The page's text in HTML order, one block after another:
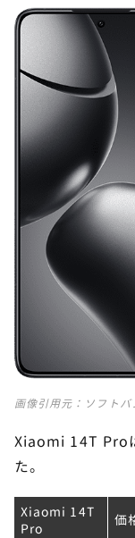
画像引用元： ソフトバ
Xiaomi 14T Pro
た。
Xiaomi 14T
Pro
価